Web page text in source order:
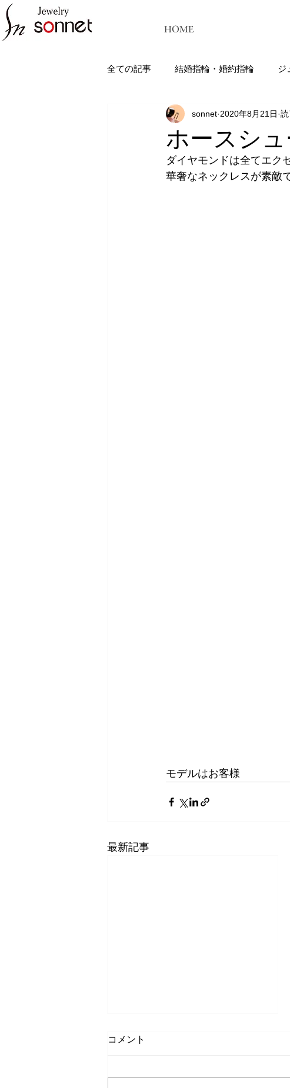
HOME
全ての記事 結婚指輪・婚約指輪 ジ
ジュエリーソネット熊本：結婚指輪・
ホースシ
sonnet 2020年8月21日
ダイヤモンドは全てエク
華奢なネックレスが素敵
モデルはお客様
最新記事
コメント